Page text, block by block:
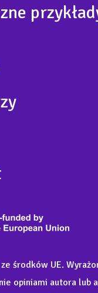
środków UE.
opiniami autora lub